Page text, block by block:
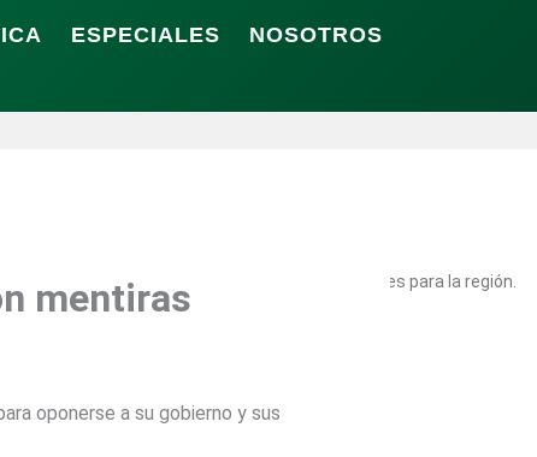
ESPECIALES
NOSOTROS
donde presentó un paquete de inversiones para la región.
mentiras
oponerse a su gobierno y sus